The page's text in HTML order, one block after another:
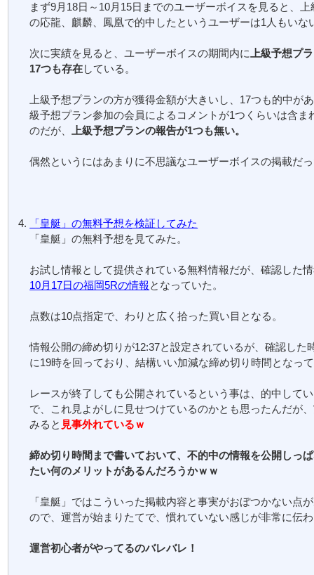
まず9月18日～10月15日までのユーザーボイスを見ると、
の応龍、麒麟、鳳凰で的中したというユーザーは1人もいな
次に実績を見ると、ユーザーボイスの期間内に 上級予想プ
17つも存在している。
上級予想プランの方が獲得金額が大きいし、17つも的中が
級予想プラン参加の会員によるコメントが1つくらいは含ま
のだが、
上級予想プランの報告が1つも無い。
偶然というにはあまりに不思議なユーザーボイスの掲載だ
「皇艇」の無料予想を検証してみた
「皇艇」の無料予想を見てみた。
お試し情報として提供されている無料情報だが、確認した
10月17日の福岡5Rの情報となっていた。
点数は10点指定で、わりと広く拾った買い目となる。
情報公開の締め切りが12:37と設定されているが、確認した
に19時を回っており、結構いい加減な締め切り時間となっ
レースが終了しても公開されているという事は、的中して
で、これ見よがしに見せつけているのかとも思ったんだが
みると 見事外れているｗ
締め切り時間まで書いておいて、不的中の情報を公開しっ
たい何のメリットがあるんだろうかｗｗ
「皇艇」ではこういった掲載内容と事実がおぼつかない点
ので、運営が始まりたてで、慣れていない感じが非常に伝
運営初心者がやってるのバレバレ！